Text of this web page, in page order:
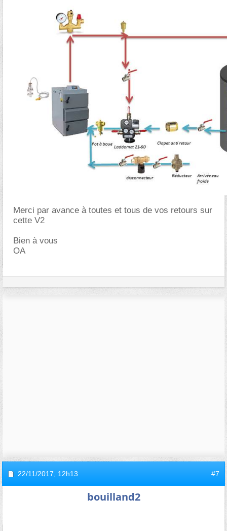
Merci par avance à toutes et tous de vos retours sur
cette V2
Bien à vous
OA
22/11/2017, 12h13 #7
bouilland2